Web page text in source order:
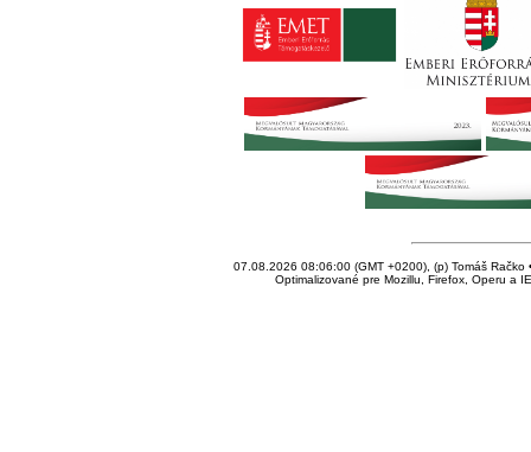
07.08.2026 08:06:00 (GMT +0200), (p) Tomáš Račko
Optimalizované pre Mozillu, Firefox, Operu a